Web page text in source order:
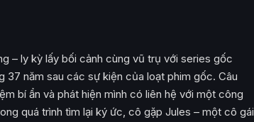
– ly kỳ lấy bối cảnh cùng vũ trụ với series gốc
37 năm sau các sự kiện của loạt phim gốc. Câu
bí ẩn và phát hiện mình có liên hệ với một công
quá trình tìm lại ký ức, cô gặp Jules – một cô gái